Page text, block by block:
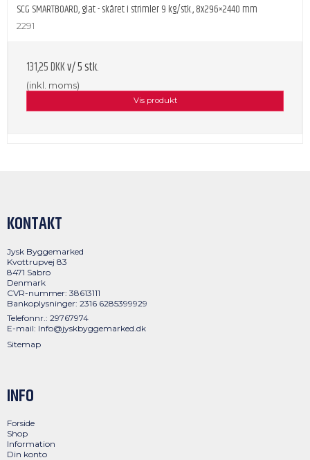
SCG SMARTBOARD, glat - skåret i strimler 9 kg/stk., 8x296×2440 mm
2291
131,25 DKKv/ 5 stk.
(inkl. moms)
Vis produkt
KONTAKT
Jysk Byggemarked
Kvottrupvej 83
8471 Sabro
Denmark
CVR-nummer: 38613111
Bankoplysninger: 2316 6285399929
Telefonnr.: 29767974
E-mail: Info@jyskbyggemarked.dk
Sitemap
INFO
Forside
Shop
Information
Din konto